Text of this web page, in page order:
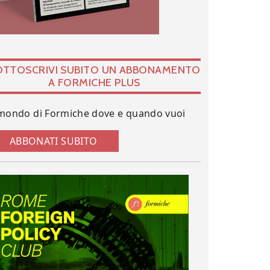
SUBITO UN ABBONAMENTO
A FORMICHE PLUS
di Formiche dove e quando vuoi
ABBONATI SUBITO